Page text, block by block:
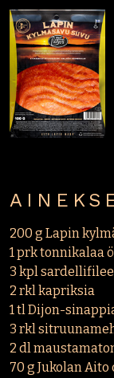
200 g Lapin
1 prk tonnikalaa
3 kpl
2 rkl kapriksia
1 tl Dijon-
3 rkl
2 dl
70 g Jukolan